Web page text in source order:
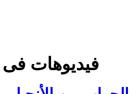
فيديوهات فى